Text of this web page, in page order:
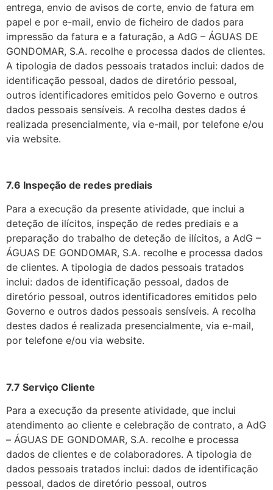
entrega, envio de avisos de corte, envio de fatura em
papel e por e-mail, envio de ficheiro de dados para
impressão da fatura e a faturação, a AdG – ÁGUAS DE
GONDOMAR, S.A. recolhe e processa dados de clientes.
A tipologia de dados pessoais tratados inclui: dados de
identificação pessoal, dados de diretório pessoal,
outros identificadores emitidos pelo Governo e outros
dados pessoais sensíveis. A recolha destes dados é
realizada presencialmente, via e-mail, por telefone e/ou
via website.
7.6 Inspeção de redes prediais
Para a execução da presente atividade, que inclui a
deteção de ilícitos, inspeção de redes prediais e a
preparação do trabalho de deteção de ilícitos, a AdG –
ÁGUAS DE GONDOMAR, S.A. recolhe e processa dados
de clientes. A tipologia de dados pessoais tratados
inclui: dados de identificação pessoal, dados de
diretório pessoal, outros identificadores emitidos pelo
Governo e outros dados pessoais sensíveis. A recolha
destes dados é realizada presencialmente, via e-mail,
por telefone e/ou via website.
7.7 Serviço Cliente
Para a execução da presente atividade, que inclui
atendimento ao cliente e celebração de contrato, a AdG
– ÁGUAS DE GONDOMAR, S.A. recolhe e processa
dados de clientes e de colaboradores. A tipologia de
dados pessoais tratados inclui: dados de identificação
pessoal, dados de diretório pessoal, outros